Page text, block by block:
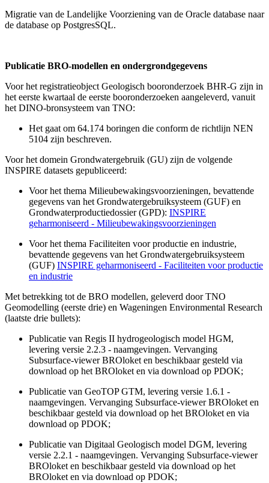
Migratie van de Landelijke Voorziening van de Oracle database naar
de database op PostgresSQL.
Publicatie BRO-modellen en ondergrondgegevens
Voor het registratieobject Geologisch booronderzoek BHR-G zijn in
het eerste kwartaal de eerste booronderzoeken aangeleverd, vanuit
het DINO-bronsysteem van TNO:
Het gaat om 64.174 boringen die conform de richtlijn NEN
5104 zijn beschreven.
Voor het domein Grondwatergebruik (GU) zijn de volgende
INSPIRE datasets gepubliceerd:
Voor het thema Milieubewakingsvoorzieningen, bevattende
gegevens van het Grondwatergebruiksysteem (GUF) en
Grondwaterproductiedossier (GPD): INSPIRE
geharmoniseerd - Milieubewakingsvoorzieningen
Voor het thema Faciliteiten voor productie en industrie,
bevattende gegevens van het Grondwatergebruiksysteem
(GUF) INSPIRE geharmoniseerd - Faciliteiten voor productie
en industrie
Met betrekking tot de BRO modellen, geleverd door TNO
Geomodelling (eerste drie) en Wageningen Environmental Research
(laatste drie bullets):
Publicatie van Regis II hydrogeologisch model HGM,
levering versie 2.2.3 - naamgevingen. Vervanging
Subsurface-viewer BROloket en beschikbaar gesteld via
download op het BROloket en via download op PDOK;
Publicatie van GeoTOP GTM, levering versie 1.6.1 -
naamgevingen. Vervanging Subsurface-viewer BROloket en
beschikbaar gesteld via download op het BROloket en via
download op PDOK;
Publicatie van Digitaal Geologisch model DGM, levering
versie 2.2.1 - naamgevingen. Vervanging Subsurface-viewer
BROloket en beschikbaar gesteld via download op het
BROloket en via download op PDOK;